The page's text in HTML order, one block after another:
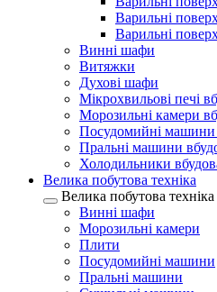
Варильні
Варильні
Винні шафи
Витяжки
Духові шафи
Мікрохвильові печі
Морозильні камери
Посудомийні машини
Пральні машини
Холодильники
Велика побутова техніка
Велика побутова техніка
Винні шафи
Морозильні камери
Плити
Посудомийні машини
Пральні машини